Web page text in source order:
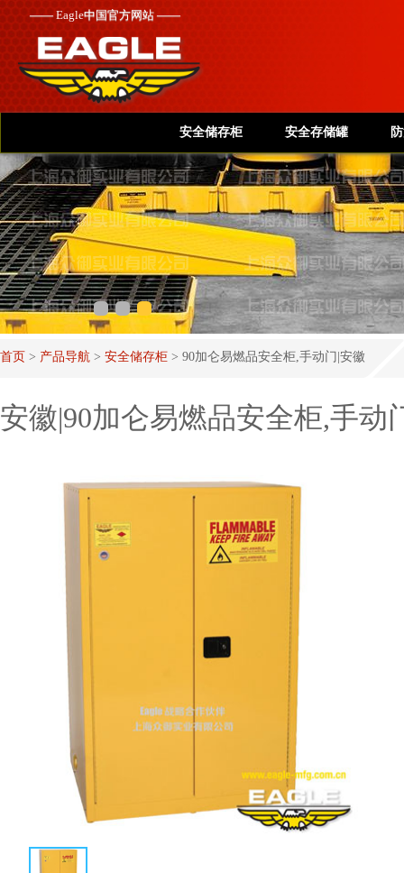
——Eagle中国官方网站 ——
安全储存柜 安全存储罐
首页 > 产品导航 > 安全储存柜 > 90加仑易燃品安全柜,手动门|安徽
安徽|90加仑易燃品安全柜,手动